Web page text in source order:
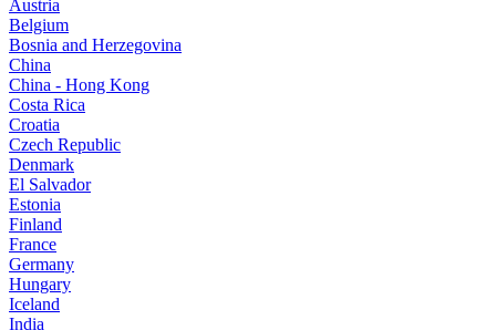
Austria
Belgium
Bosnia and Herzegovina
China
China - Hong Kong
Costa Rica
Croatia
Czech Republic
Denmark
El Salvador
Estonia
Finland
France
Germany
Hungary
Iceland
India